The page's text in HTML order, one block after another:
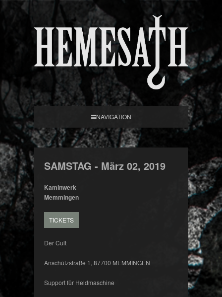
NAVIGATION
SAMSTAG - März 02, 2019
Kaminwerk
Memmingen
TICKETS
Der Cult
Anschützstraße 1, 87700 MEMMINGEN
Support für Heldmaschine